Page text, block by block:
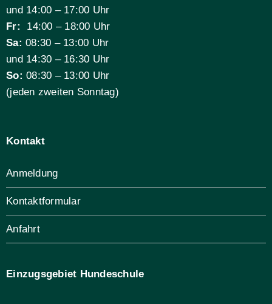
und 14:00 – 17:00 Uhr
Fr:
14:00 – 18:00 Uhr
Sa: 08:30 – 13:00 Uhr
und 14:30 – 16:30 Uhr
So: 08:30 – 13:00 Uhr
(jeden zweiten Sonntag)
Kontakt
Anmeldung
Kontaktformular
Anfahrt
Einzugsgebiet Hundeschule